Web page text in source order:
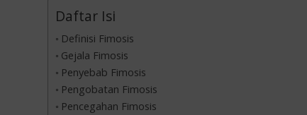
Daftar Isi
Definisi Fimosis
Gejala Fimosis
Penyebab Fimosis
Pengobatan Fimosis
Pencegahan Fimosis